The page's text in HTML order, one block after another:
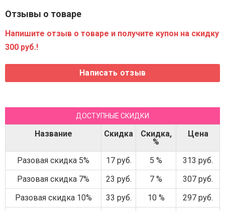
Отзывы о товаре
Напишите отзыв о товаре и получите купон на скидку
300 руб.!
ДОСТУПНЫЕ СКИДКИ
Название Скидка
Скидка,
%
Цена
Разовая скидка 5% 17 руб. 5 %
313 руб.
Разовая скидка 7%
23 руб. 7 %
307 руб.
Разовая скидка 10%
33 руб. 10 %
297 руб.